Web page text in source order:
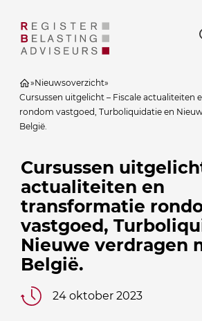
»Nieuwsoverzicht»
Cursussen uitgelicht – Fiscale actualiteiten
rondom vastgoed, Turboliquidatie en
België.
Cursussen
actualiteiten en
transformatie
vastgoed,
Nieuwe verdragen
België.
24 oktober 2023